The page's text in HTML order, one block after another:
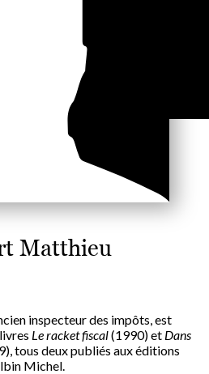
Matthieu
inspecteur des impôts, est
Le racket fiscal(1990) et Dans
tous deux publiés aux éditions
Michel.